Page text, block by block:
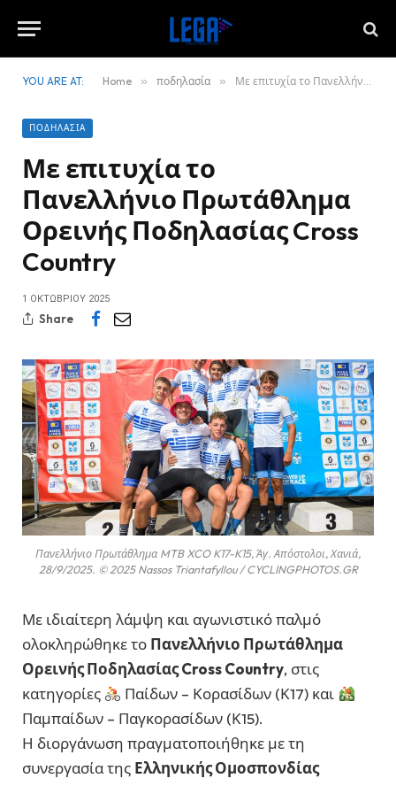
YOU ARE AT: Home » ποδηλασία » Με επιτυχία το Πανελλήνιο Πρωτάθλημα Ορεινής Ποδηλασίας Cross Country
ΠΟΔΗΛΑΣΊΑ
Με επιτυχία το
Πανελλήνιο Πρωτάθλημα
Ορεινής Ποδηλασίας Cross
Country
1 ΟΚΤΩΒΡΊΟΥ 2025
Share
Πανελλήνιο Πρωτάθλημα MTB XCO K17-K15, Άγ. Απόστολοι, Χανιά,
28/9/2025. © 2025 Nassos Triantafyllou / CYCLINGPHOTOS.GR
Με ιδιαίτερη λάμψη και αγωνιστικό παλμό
ολοκληρώθηκε το Πανελλήνιο Πρωτάθλημα
Ορεινής Ποδηλασίας Cross Country, στις
κατηγορίες
Παίδων – Κορασίδων (Κ17) και
Παμπαίδων – Παγκορασίδων (Κ15).
Η διοργάνωση πραγματοποιήθηκε με τη
συνεργασία της Ελληνικής Ομοσπονδίας